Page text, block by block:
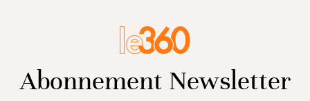
Abonnement Newsletter